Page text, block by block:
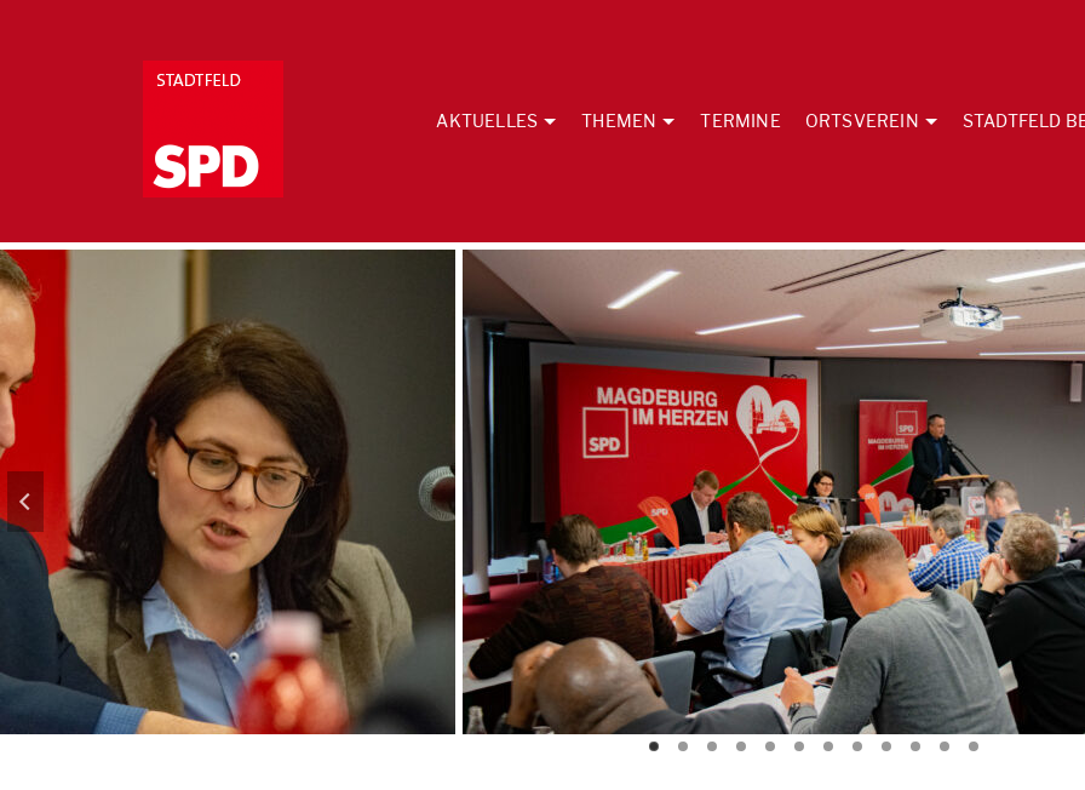
AKTUELLES THEMEN TERMINE ORTSVEREIN STADTFELD